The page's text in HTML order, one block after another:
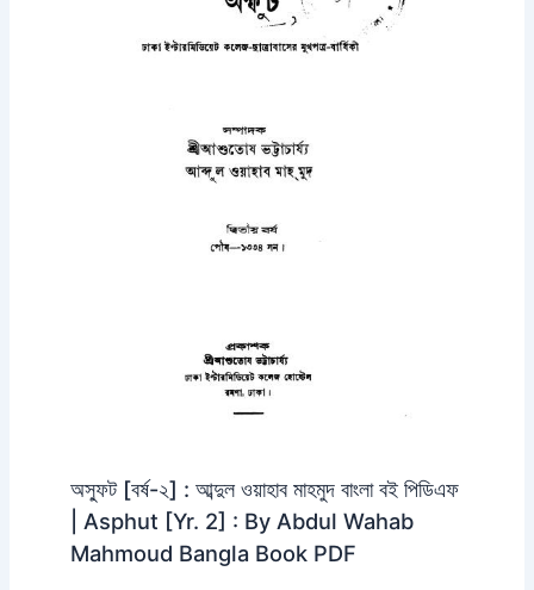
অস্ফুট [বর্ষ-২] : আব্দুল ওয়াহাব মাহমুদ বাংলা বই পিডিএফ
| Asphut [Yr. 2] : By Abdul Wahab
Mahmoud Bangla Book PDF